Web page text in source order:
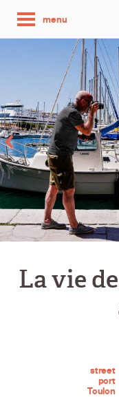
menu
La vie
street
port
Toulon